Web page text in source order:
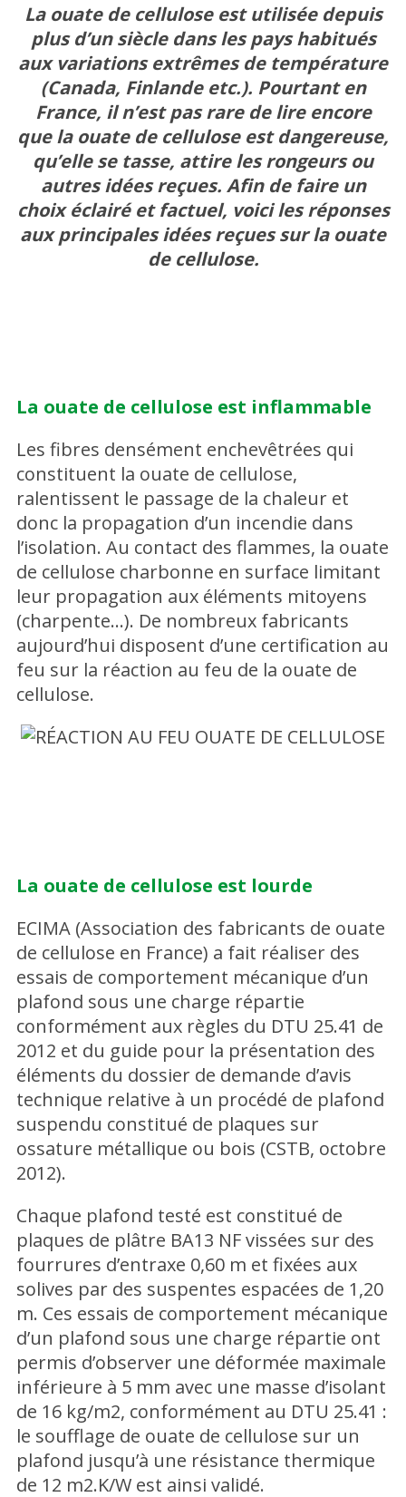
La ouate de cellulose est utilisée depuis
plus d’un siècle dans les pays habitués
aux variations extrêmes de température
(Canada, Finlande etc.). Pourtant en
France, il n’est pas rare de lire encore
que la ouate de cellulose est dangereuse,
qu’elle se tasse, attire les rongeurs ou
autres idées reçues. Afin de faire un
choix éclairé et factuel, voici les réponses
aux principales idées reçues sur la ouate
de cellulose.
La ouate de cellulose est inflammable
Les fibres densément enchevêtrées qui
constituent la ouate de cellulose,
ralentissent le passage de la chaleur et
donc la propagation d’un incendie dans
l’isolation. Au contact des flammes, la ouate
de cellulose charbonne en surface limitant
leur propagation aux éléments mitoyens
(charpente…). De nombreux fabricants
aujourd’hui disposent d’une certification au
feu sur la réaction au feu de la ouate de
cellulose.
La ouate de cellulose est lourde
ECIMA (Association des fabricants de ouate
de cellulose en France) a fait réaliser des
essais de comportement mécanique d’un
plafond sous une charge répartie
conformément aux règles du DTU 25.41 de
2012 et du guide pour la présentation des
éléments du dossier de demande d’avis
technique relative à un procédé de plafond
suspendu constitué de plaques sur
ossature métallique ou bois (CSTB, octobre
2012).
Chaque plafond testé est constitué de
plaques de plâtre BA13 NF vissées sur des
fourrures d’entraxe 0,60 m et fixées aux
solives par des suspentes espacées de 1,20
m. Ces essais de comportement mécanique
d’un plafond sous une charge répartie ont
permis d’observer une déformée maximale
inférieure à 5 mm avec une masse d’isolant
de 16 kg/m2, conformément au DTU 25.41 :
le soufflage de ouate de cellulose sur un
plafond jusqu’à une résistance thermique
de 12 m2.K/W est ainsi validé.